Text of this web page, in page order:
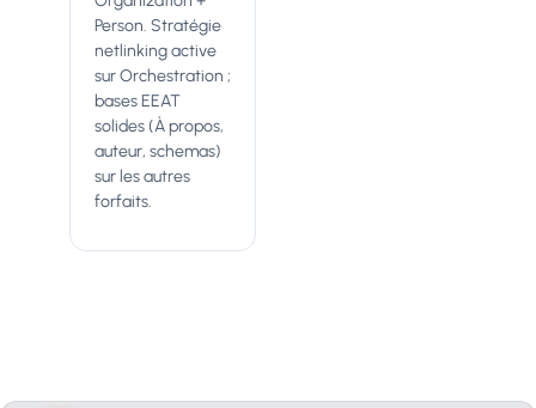
Person. Stratégie
netlinking active
sur Orchestration ;
bases EEAT
solides (À propos,
auteur, schemas)
sur les autres
forfaits.